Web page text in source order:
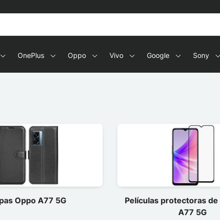
OnePlus Oppo Vivo Google Sony
Oppo A77 5G
Películas protectoras
A77 5G